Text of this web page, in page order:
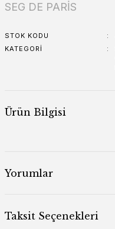
SEG DE PARİS
STOK KODU
KATEGORI
Ürün Bilgisi
Yorumlar
Taksit Seçenekleri